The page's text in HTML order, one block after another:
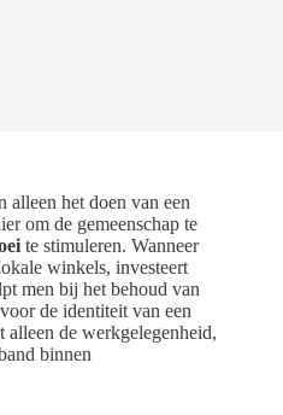
alleen het doen van een
om de gemeenschap te
te stimuleren. Wanneer
winkels, investeert
men bij het behoud van
de identiteit van een
de werkgelegenheid,
binnen